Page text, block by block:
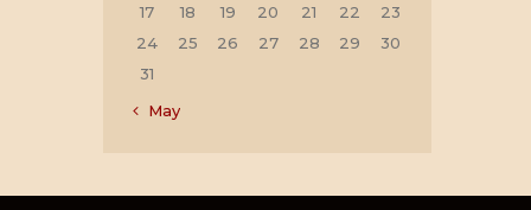
17
18 19 20 21 22
23
24
25 26 27 28 29
30
31
« May